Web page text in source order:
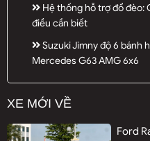
Hệ thống hỗ trợ đổ đèo:
điều cần biết
Suzuki Jimny độ 6 bánh
Mercedes G63 AMG 6x6
XE MỚI VỀ
Ford